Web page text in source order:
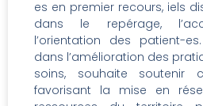
es en premier recours, iels
dans le repérage,
l’orientation des patient-
dans l’amélioration des
soins, souhaite soutenir
favorisant la mise en